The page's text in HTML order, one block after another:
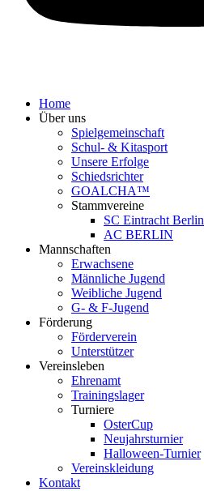
Home
Über uns
Spielgemeinschaft
Schul- & Kitasport
Unsere Erfolge
Schiedsrichter
GOALCHA™
Stammvereine
SC Eintracht Berlin
AC BERLIN
Mannschaften
Erwachsene
Männliche Jugend
Weibliche Jugend
G- & F‑Jugend
Förderung
Förderverein
Unterstützer
Vereinsleben
Ehrenamt
Trainingslager
Turniere
OsterCup
Neujahrsturnier
Halloween-Turnier
Vereinskleidung
Kontakt